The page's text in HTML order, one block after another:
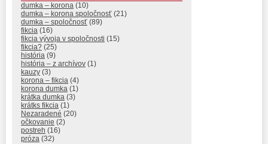
dumka – korona (10)
dumka – korona spoločnosť (21)
dumka – spoločnosť (89)
fikcia (16)
fikcia vývoja v spoločnosti (15)
fikcia? (25)
história (9)
história – z archívov (1)
kauzy (3)
korona – fikcia (4)
korona dumka (1)
krátka dumka (3)
krátks fikcia (1)
Nezaradené (20)
očkovanie (2)
postreh (16)
próza (32)